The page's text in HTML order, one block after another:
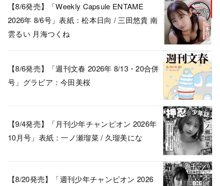
【8/6発売】「Weekly Capsule ENTAME
2026年 8/6号」表紙：松本日向 / 三田悠貴 南
雲るい 月海つくね
【8/6発売】「週刊文春 2026年 8/13・20合併
号」グラビア：今田美桜
【9/4発売】「月刊少年チャンピオン 2026年
10月号」表紙：一ノ瀬瑠菜 / 久瑠美にな
【8/20発売】「週刊少年チャンピオン 2026